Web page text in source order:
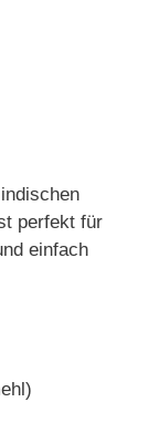
perfekt für
einfach